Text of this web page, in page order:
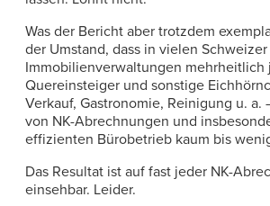
Was der Bericht aber trotzdem
der Umstand, dass in vielen Schweizer
Immobilienverwaltungen mehrheitlich
Quereinsteiger und sonstige
Verkauf, Gastronomie, Reinigung u. a.
von NK-Abrechnungen und
effizienten Bürobetrieb kaum bis
Das Resultat ist auf fast jeder NK-
einsehbar. Leider.